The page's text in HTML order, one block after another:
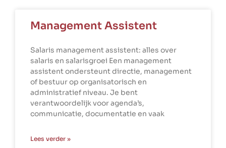
Management Assistent
Salaris management assistent: alles over
salaris en salarisgroei Een management
assistent ondersteunt directie, management
of bestuur op organisatorisch en
administratief niveau. Je bent
verantwoordelijk voor agenda’s,
communicatie, documentatie en vaak
Lees verder »